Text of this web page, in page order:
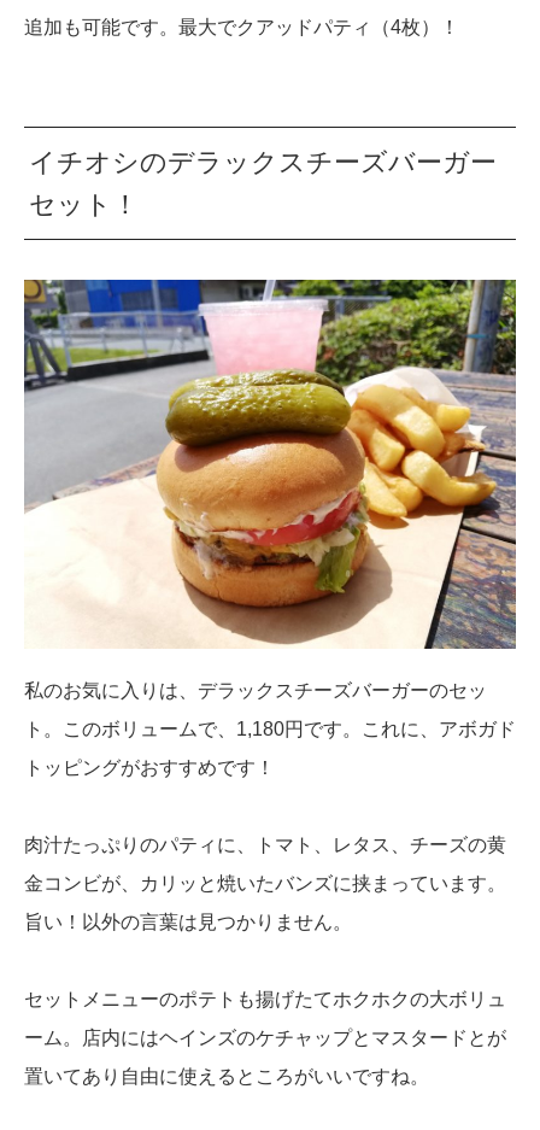
追加も可能です。最大でクアッドパティ（4枚）！
イチオシのデラックスチーズバーガー
セット！
私のお気に入りは、デラックスチーズバーガーのセッ
ト。このボリュームで、1,180円です。これに、アボガド
トッピングがおすすめです！
肉汁たっぷりのパティに、トマト、レタス、チーズの黄
金コンビが、カリッと焼いたバンズに挟まっています。
旨い！以外の言葉は見つかりません。
セットメニューのポテトも揚げたてホクホクの大ボリュ
ーム。店内にはヘインズのケチャップとマスタードとが
置いてあり自由に使えるところがいいですね。